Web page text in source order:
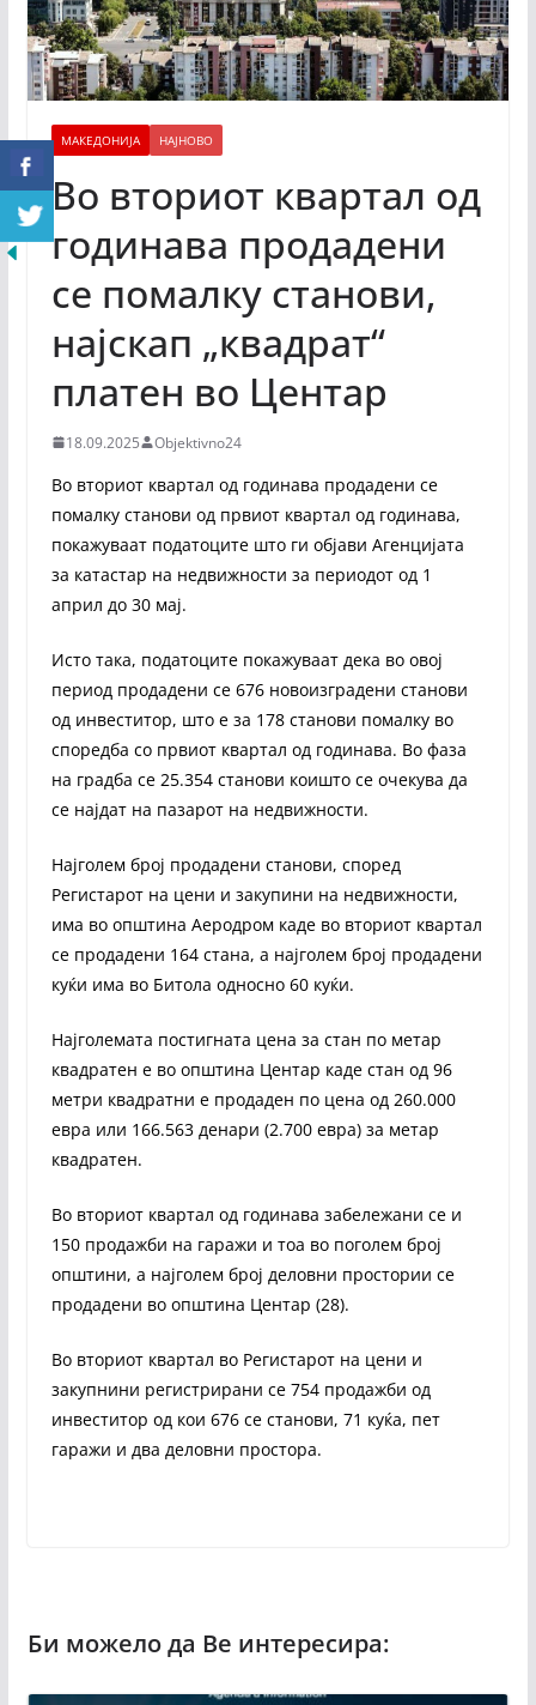
МАКЕДОНИЈА НАЈНОВО
Во вториот квартал од
годинава продадени
се помалку станови,
најскап „квадрат“
платен во Центар
18.09.2025 Objektivno24
Во вториот квартал од годинава продадени се
помалку станови од првиот квартал од годинава,
покажуваат податоците што ги објави Агенцијата
за катастар на недвижности за периодот од 1
април до 30 мај.
Исто така, податоците покажуваат дека во овој
период продадени се 676 новоизградени станови
од инвеститор, што е за 178 станови помалку во
споредба со првиот квартал од годинава. Во фаза
на градба се 25.354 станови коишто се очекува да
се најдат на пазарот на недвижности.
Најголем број продадени станови, според
Регистарот на цени и закупини на недвижности,
има во општина Аеродром каде во вториот квартал
се продадени 164 стана, а најголем број продадени
куќи има во Битола односно 60 куќи.
Најголемата постигната цена за стан по метар
квадратен е во општина Центар каде стан од 96
метри квадратни е продаден по цена од 260.000
евра или 166.563 денари (2.700 евра) за метар
квадратен.
Во вториот квартал од годинава забележани се и
150 продажби на гаражи и тоа во поголем број
општини, а најголем број деловни простории се
продадени во општина Центар (28).
Во вториот квартал во Регистарот на цени и
закупнини регистрирани се 754 продажби од
инвеститор од кои 676 се станови, 71 куќа, пет
гаражи и два деловни простора.